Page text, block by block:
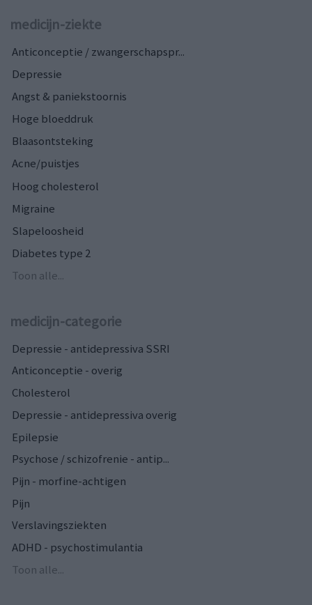
medicijn-ziekte
Anticonceptie / zwangerschapspr...
Depressie
Angst & paniekstoornis
Hoge bloeddruk
Blaasontsteking
Acne/puistjes
Hoog cholesterol
Migraine
Slapeloosheid
Diabetes type 2
Toon alle...
medicijn-categorie
Depressie - antidepressiva SSRI
Anticonceptie - overig
Cholesterol
Depressie - antidepressiva overig
Epilepsie
Psychose / schizofrenie - antip...
Pijn - morfine-achtigen
Pijn
Verslavingsziekten
ADHD - psychostimulantia
Toon alle...